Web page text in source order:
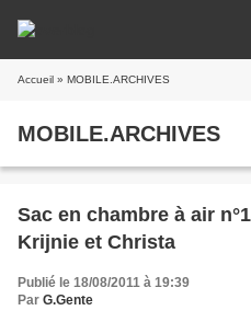
Accueil » MOBILE.ARCHIVES
MOBILE.ARCHIVES
Sac en chambre à air
Krijnie et Christa
Publié le 18/08/2011 à 19:39
Par G.Gente